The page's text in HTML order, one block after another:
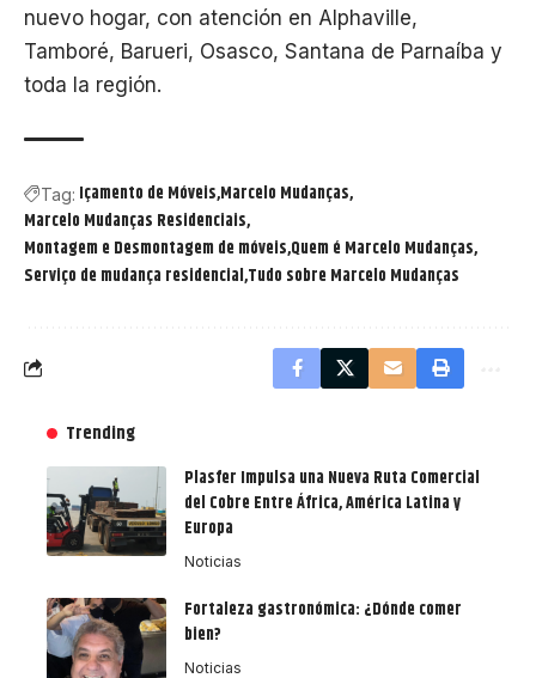
nuevo hogar, con atención en Alphaville,
Tamboré, Barueri, Osasco, Santana de Parnaíba y
toda la región.
Tag: Içamento de Móveis Marcelo Mudanças
Marcelo Mudanças Residenciais
Montagem e Desmontagem de móveis Quem é Marcelo Mudanças
Serviço de mudança residencial Tudo sobre Marcelo Mudanças
Trending
Plasfer Impulsa una Nueva Ruta Comercial
del Cobre Entre África, América Latina y
Europa
Noticias
Fortaleza gastronómica: ¿Dónde comer
bien?
Noticias